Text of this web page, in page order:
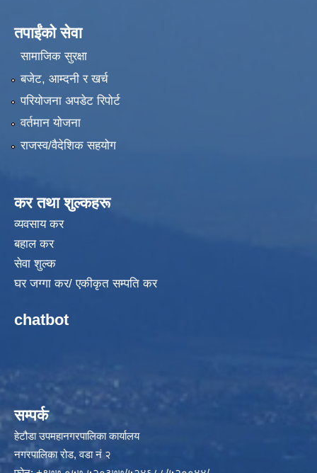
तपाईंको सेवा
सामाजिक सुरक्षा
बजेट, आम्दनी र खर्च
परियोजना अपडेट रिपोर्ट
वर्तमान योजना
राजस्व/वैदेशिक सहयोग
कर तथा शुल्कहरू
व्यवसाय कर
बहाल कर
सेवा शुल्क
घर जग्गा कर/ एकीकृत सम्पति कर
chatbot
सम्पर्क
हेटौडा उपमहानगरपालिका कार्यालय
नगरपालिका रोड, वडा नं २